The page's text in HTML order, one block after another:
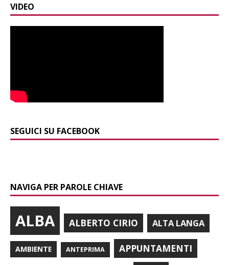
VIDEO
SEGUICI SU FACEBOOK
NAVIGA PER PAROLE CHIAVE
ALBA ALBERTO CIRIO ALTA LANGA
AMBIENTE ANTEPRIMA APPUNTAMENTI